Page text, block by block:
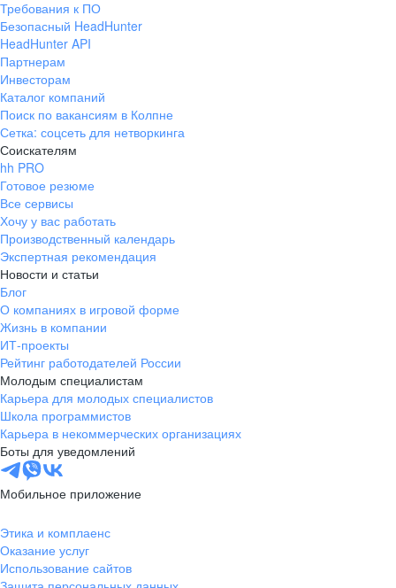
Требования к ПО
Безопасный HeadHunter
HeadHunter API
Партнерам
Инвесторам
Каталог компаний
Поиск по вакансиям в Колпне
Сетка: соцсеть для нетворкинга
Соискателям
hh PRO
Готовое резюме
Все сервисы
Хочу у вас работать
Производственный календарь
Экспертная рекомендация
Новости и статьи
Блог
О компаниях в игровой форме
Жизнь в компании
ИТ-проекты
Рейтинг работодателей России
Молодым специалистам
Карьера для молодых специалистов
Школа программистов
Карьера в некоммерческих организациях
Боты для уведомлений
Мобильное приложение
Этика и комплаенс
Оказание услуг
Использование сайтов